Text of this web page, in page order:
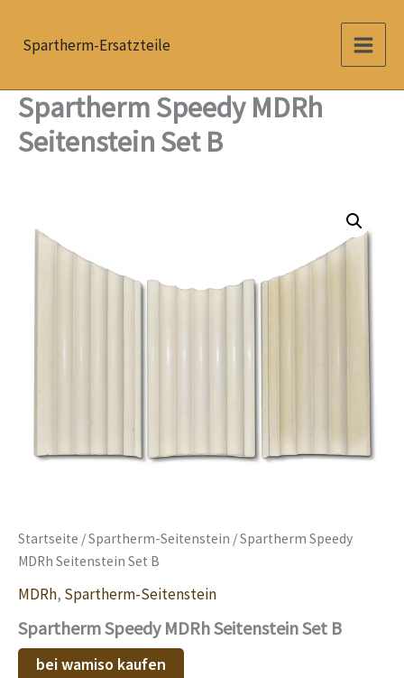
InhaltSpartherm-Ersatzteile
Spartherm Speedy MDRh
Seitenstein Set B
Startseite /Spartherm-Seitenstein / Spartherm Speedy
MDRh Seitenstein Set B
MDRh, Spartherm-Seitenstein
Spartherm Speedy MDRh Seitenstein Set B
bei wamiso kaufen